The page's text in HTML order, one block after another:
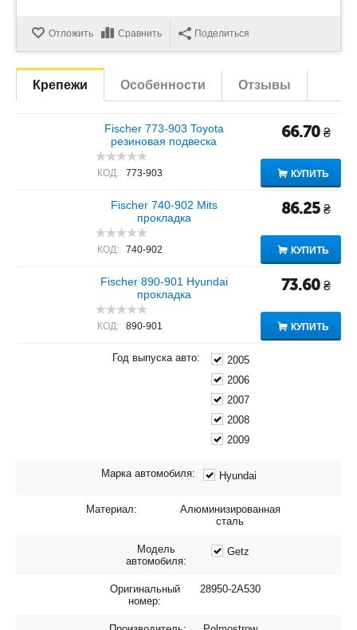
Отложить Сравнить Поделиться
Крепежи Особенности Отзывы
Fischer 773-903 Toyota
резиновая подвеска
КОД: 773-903
66.70 ₴
КУПИТЬ
Fischer 740-902 Mits
прокладка
КОД: 740-902
86.25 ₴
КУПИТЬ
Fischer 890-901 Hyundai
прокладка
КОД: 890-901
73.60 ₴
КУПИТЬ
Год выпуска авто:
2005
2006
2007
2008
2009
Марка автомобиля: Hyundai
Материал:
Алюминизированная
сталь
Модель
автомобиля:
Getz
Оригинальный
номер:
28950-2A530